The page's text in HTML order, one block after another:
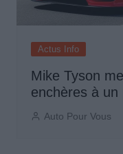
Actus Info
Mike Tyson
enchères à un
Auto Pour Vous